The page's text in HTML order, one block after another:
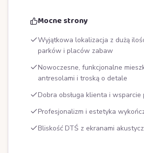
Mocne strony
Wyjątkowa lokalizacja z dużą
parków i placów zabaw
Nowoczesne, funkcjonalne
antresolami i troską o detale
Dobra obsługa klienta i wsparcie
Profesjonalizm i estetyka
Bliskość DTŚ z ekranami